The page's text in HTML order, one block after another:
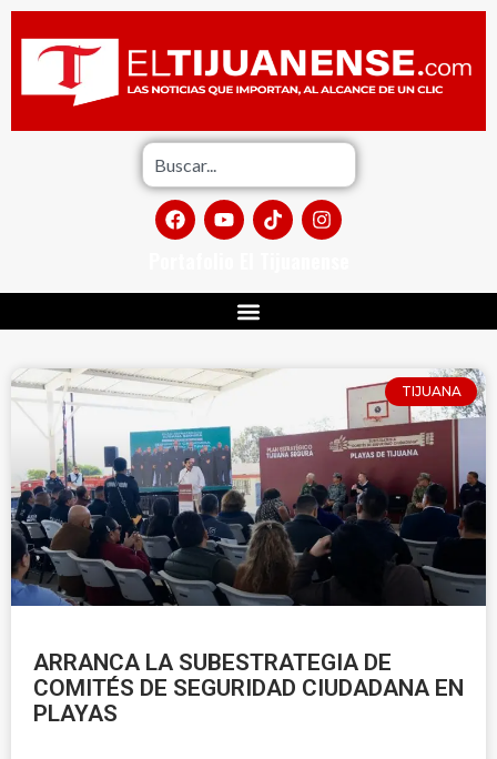
TIJUANA
ARRANCA LA SUBESTRATEGIA DE
COMITÉS DE SEGURIDAD CIUDADANA EN
PLAYAS